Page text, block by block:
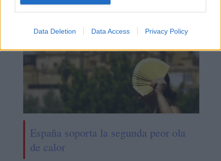
Data Deletion Data Access Privacy Policy
España soporta la segunda peor ola
de calor